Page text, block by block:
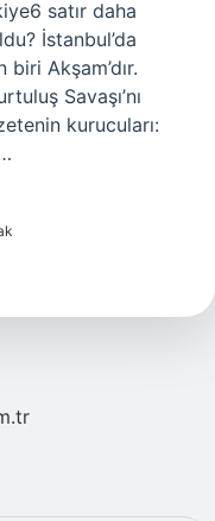
satır daha
İstanbul’da
Akşam’dır.
Savaşı’nı
kurucuları: